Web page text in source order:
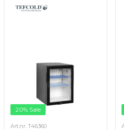
20% Sale
Art.nr. T46360